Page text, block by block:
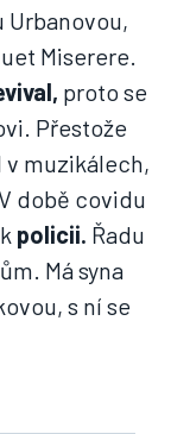
Urbanovou,
Miserere.
proto se
Přestože
v muzikálech,
době covidu
policii. Řadu
Má syna
s ní se